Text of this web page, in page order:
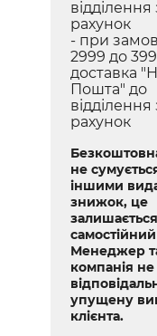
рахунок
- при
2999 до
доставка
Пошта" до
рахунок
не
іншими
знижок, це
Менеджер
компанія не
упущену
клієнта.